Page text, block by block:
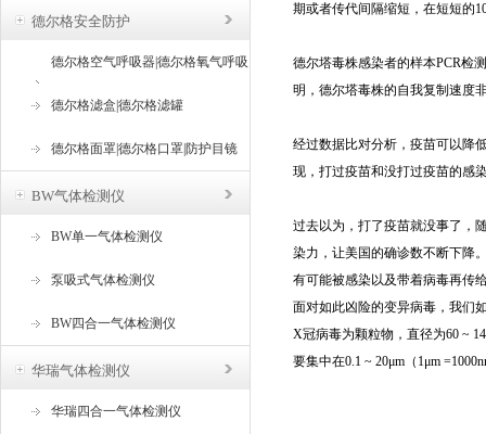
德尔格安全防护
德尔格空气呼吸器|德尔格氧气呼吸
器
德尔格滤盒|德尔格滤罐
德尔格面罩|德尔格口罩|防护目镜
BW气体检测仪
BW单一气体检测仪
泵吸式气体检测仪
BW四合一气体检测仪
华瑞气体检测仪
华瑞四合一气体检测仪
期或者传代间隔缩短，在短短的
德尔塔毒株感染者的样本PCR检
明，德尔塔毒株的自我复制速度
经过数据比对分析，疫苗可以降
现，打过疫苗和没打过疫苗的感
过去以为，打了疫苗就没事了，
染力，让美国的确诊数不断下降
有可能被感染以及带着病毒再传
面对如此凶险的变异病毒，我们
X冠病毒为颗粒物，直径为60 ~
要集中在0.1 ~ 20μm（1μm